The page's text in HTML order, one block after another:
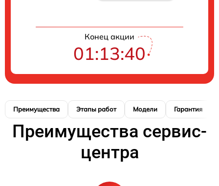
Конец акции
01:13:39
Преимущества Этапы работ Модели Гарантия
Преимущества сервис-
центра